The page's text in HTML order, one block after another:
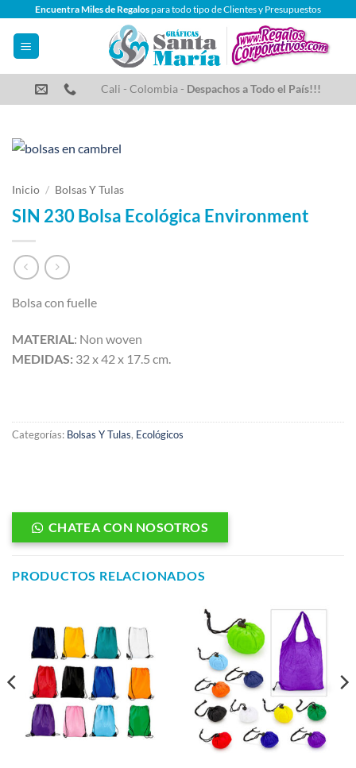
contenido
Encuentra Miles de Regalospara todo tipo de Clientes y Presupuestos
Cali - Colombia - Despachos a Todo el País!!!
Inicio / Bolsas Y Tulas
SIN 230 Bolsa Ecológica Environment
Bolsa con fuelle
MATERIAL: Non woven
MEDIDAS: 32 x 42 x 17.5 cm.
Categorías: Bolsas Y Tulas, Ecológicos
CHATEA CON NOSOTROS
PRODUCTOS RELACIONADOS